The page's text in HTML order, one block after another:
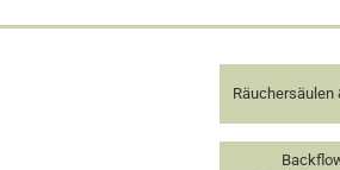
Räuchersäulen